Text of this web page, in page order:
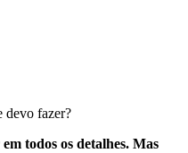
devo fazer?
todos os detalhes. Mas